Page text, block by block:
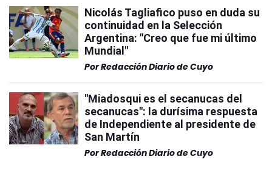
Nicolás Tagliafico puso en duda su
continuidad en la Selección
Argentina: "Creo que fue mi último
Mundial"
PorRedacción Diario de Cuyo
"Miadosqui es el secanucas del
secanucas": la durísima respuesta
de Independiente al presidente de
San Martín
PorRedacción Diario de Cuyo